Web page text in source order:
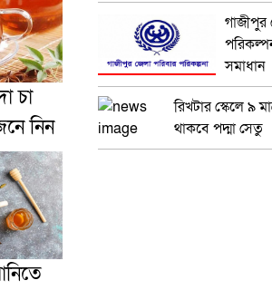
চা
নিন
গাজীপুর
সমাধান
রিখটার স্কেলে ৯
থাকবে পদ্মা সেতু